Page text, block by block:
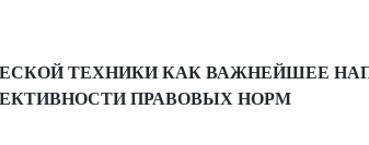
ТЕХНИКИ КАК ВАЖНЕЙШЕЕ
ПРАВОВЫХ НОРМ